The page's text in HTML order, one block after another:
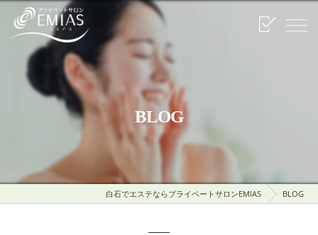
BLOG
白石でエステならプライベートサロンEMIAS BLOG